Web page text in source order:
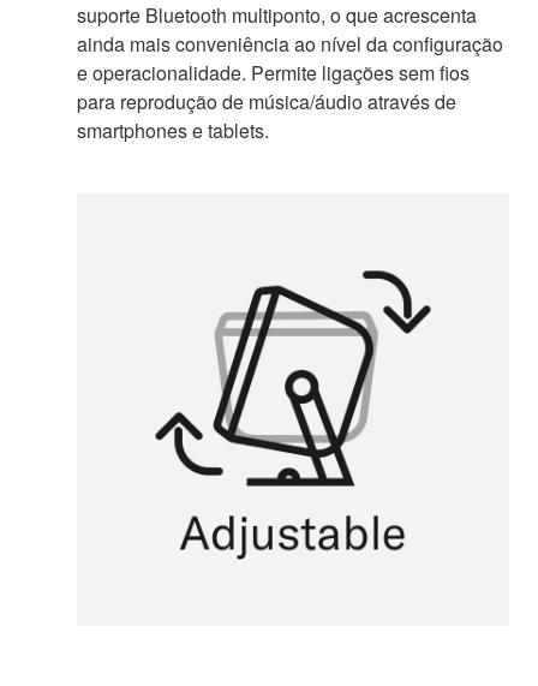
suporte Bluetooth multiponto, o que acrescenta
ainda mais conveniência ao nível da configuração
e operacionalidade. Permite ligações sem fios
para reprodução de música/áudio através de
smartphones e tablets.